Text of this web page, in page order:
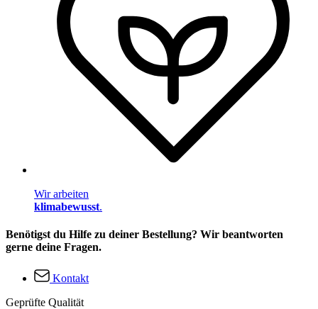
Wir arbeiten
klimabewusst.
Benötigst du Hilfe zu deiner Bestellung? Wir beantworten
gerne deine Fragen.
Kontakt
Geprüfte Qualität